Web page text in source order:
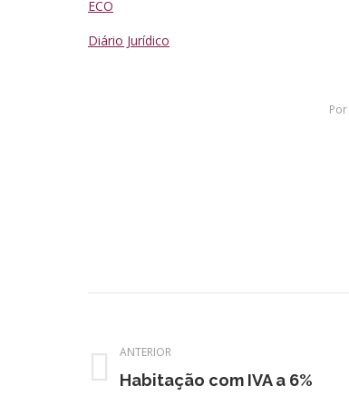
ECO
Diário Jurídico
Por
post:
ANTERIOR
Post
Habitação com IVA a 6%